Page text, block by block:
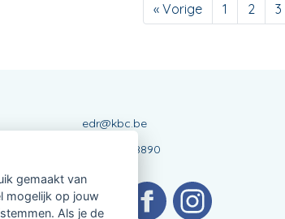
« Vorige 1 2 3
edr@kbc.be
BE0431388890
gemaakt van
mogelijk op jouw
Als je de